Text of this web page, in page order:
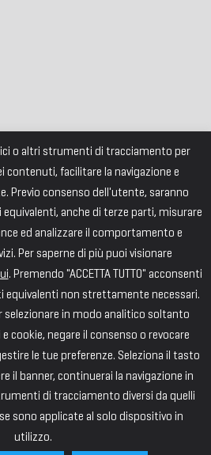
o altri strumenti di tracciamento per
contenuti, facilitare la navigazione e
Previo consenso dell'utente, saranno
anche di terze parti, misurare
ed analizzare il comportamento e
Per saperne di più puoi visionare
. Premendo "ACCETTA TUTTO" acconsenti
equivalenti non strettamente necessari.
selezionare in modo analitico soltanto
cookie, negare il consenso o revocare
le tue preferenze. Seleziona il tasto
il banner, continuerai la navigazione in
di tracciamento diversi da quelli
sono applicate al solo dispositivo in
utilizzo.